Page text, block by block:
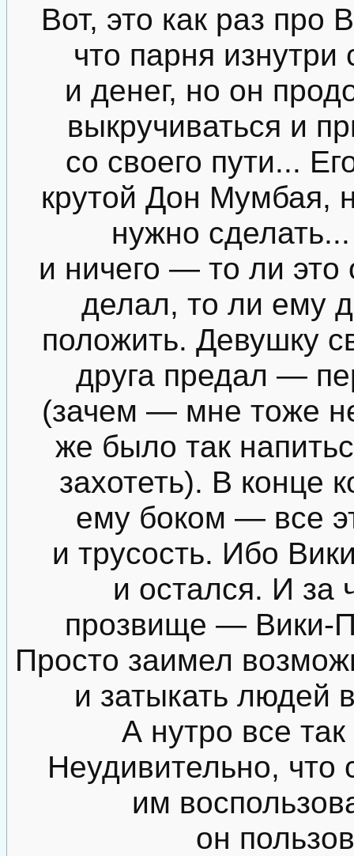
Вот, это как раз про
что парня
и денег, но он
выкручиваться и
со своего пути...
крутой Дон Мумбая,
нужно
и ничего — то ли это
делал, то ли ему
положить. Девушку
друга предал —
(зачем — мне тоже
же было так
захотеть). В конце
ему боком — все
и трусость. Ибо
и остался. И за
прозвище — Вики-
Просто заимел
и затыкать людей
А нутро все
Неудивительно, что
им
он